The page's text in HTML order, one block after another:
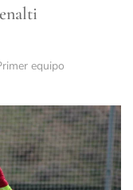
equipo